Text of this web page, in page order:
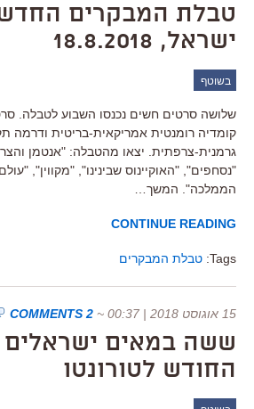
טבלת המבקרים
ישראל, 18.8.2018
בשוטף
שלושה סרטים חשים נכנסו השבוע לטבלה. סרט
קומדיה רומנטית אמריקאית-בריטית ודרמה
גרמנית-צרפתית. יצאו מהטבלה: "אנטמן
"נסחפים", "האוקיינוס שבינינו", "מקווין",
הממלכה". המשך…
CONTINUE READING
Tags: טבלת המבקרים
15 אוגוסט 2018 | 00:37 ~
2 COMMENTS
ששה במאים ישראלים
החודש לטורונטו